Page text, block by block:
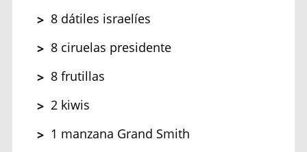
8 dátiles israelíes
8 ciruelas presidente
8 frutillas
2 kiwis
1 manzana Grand Smith